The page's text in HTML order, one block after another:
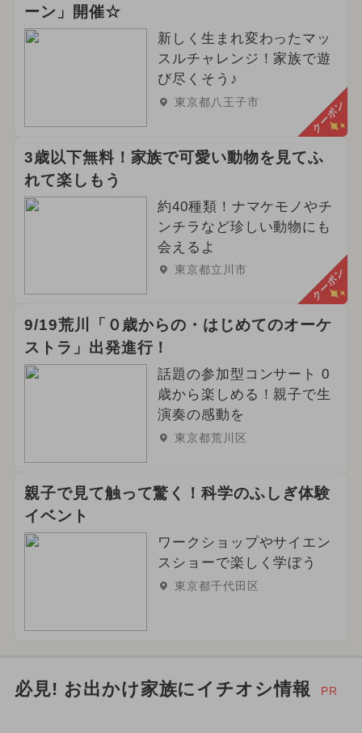
2026年6月のイベント
2025年7月のイベント
2024年9月のイベント グルメフェス
2024年6月のイベント
2025年5月のイベント
2025年1月のイベント
夏休み（日帰り）
2024年10月のイベント アート
2025年9月のイベント
ーン」開催☆
新しく生まれ変わったマッ
スルチャレンジ！家族で遊
び尽くそう♪
東京都八王子市 クーポン
3歳以下無料！家族で可愛い動物を見てふ
れて楽しもう
約40種類！ナマケモノやチ
ンチラなど珍しい動物にも
会えるよ
東京都立川市 クーポン
9/19荒川「０歳からの・はじめてのオーケ
ストラ」出発進行！
話題の参加型コンサート 0
歳から楽しめる！親子で生
演奏の感動を
東京都荒川区
親子で見て触って驚く！科学のふしぎ体験
イベント
ワークショップやサイエン
スショーで楽しく学ぼう
東京都千代田区
必見! お出かけ家族にイチオシ情報 PR